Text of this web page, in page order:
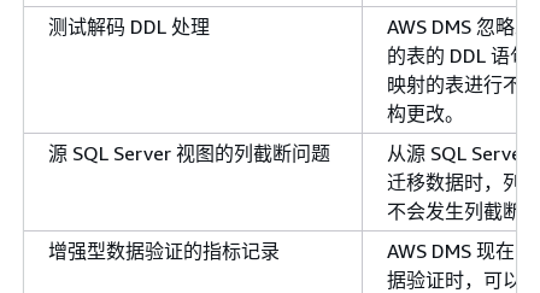
测试解码 DDL 处理
AWS DMS 忽略
的表的 DDL 语句
映射的表进行不
构更改。
源 SQL Server 视图的列截断问题
从源 SQL Server
迁移数据时，列
不会发生列截断。
增强型数据验证的指标记录
AWS DMS 现在
据验证时，可以